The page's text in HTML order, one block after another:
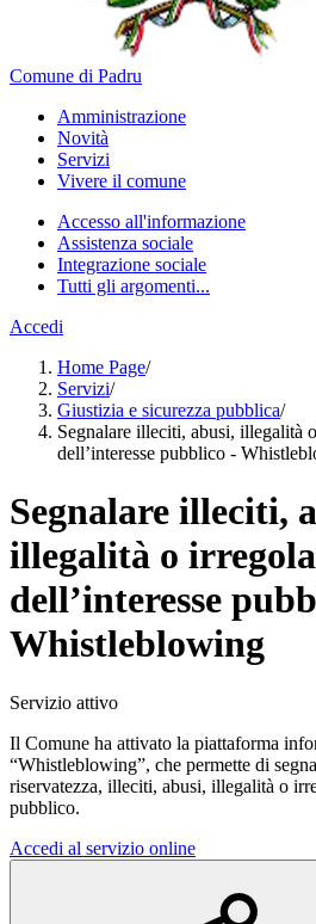
Comune di Padru
Amministrazione
Novità
Servizi
Vivere il comune
Accesso all'informazione
Assistenza sociale
Integrazione sociale
Tutti gli argomenti...
Accedi
Home Page/
Servizi/
Giustizia e sicurezza pubblica/
Segnalare illeciti, abusi, illegalità
dell’interesse pubblico -
Segnalare illeciti,
illegalità o
dell’interesse
Whistleblowing
Servizio attivo
Il Comune ha attivato la piattaforma
“Whistleblowing”, che permette di
riservatezza, illeciti, abusi, illegalità o
pubblico.
Accedi al servizio online